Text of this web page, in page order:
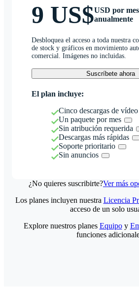
9 US$USD por
anualmente
Desbloquea el acceso a toda nuestra
de stock y gráficos en movimiento
comercial. Imágenes no incluidas.
Suscríbete ahora
El plan incluye:
Cinco descargas de
Un paquete por mes
Sin atribución requerida
Descargas más rápidas
Soporte prioritario
Sin anuncios
¿No quieres suscribirte?Ver más
Los planes incluyen nuestra Licencia
acceso de un solo
Explore nuestros planes Equipoy
funciones